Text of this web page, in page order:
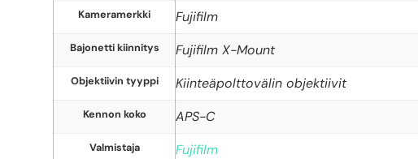
Kameramerkki Fujifilm
Bajonetti kiinnitys Fujifilm X-Mount
Objektiivin tyyppi Kiinteäpolttovälin objektiivit
Kennon koko APS-C
Valmistaja Fujifilm